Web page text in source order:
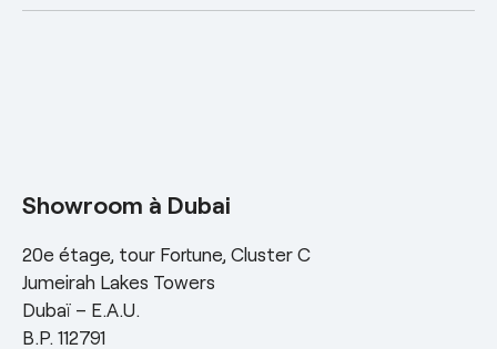
Showroom à Dubai
20e étage, tour Fortune, Cluster C
Jumeirah Lakes Towers
Dubaï – E.A.U.
B.P. 112791